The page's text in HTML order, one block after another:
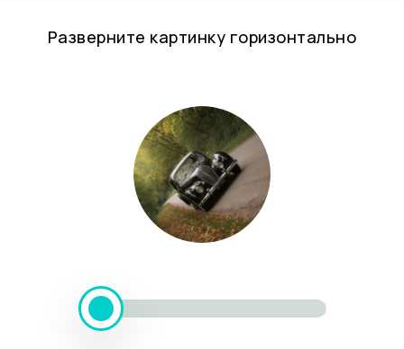
Разверните картинку горизонтально